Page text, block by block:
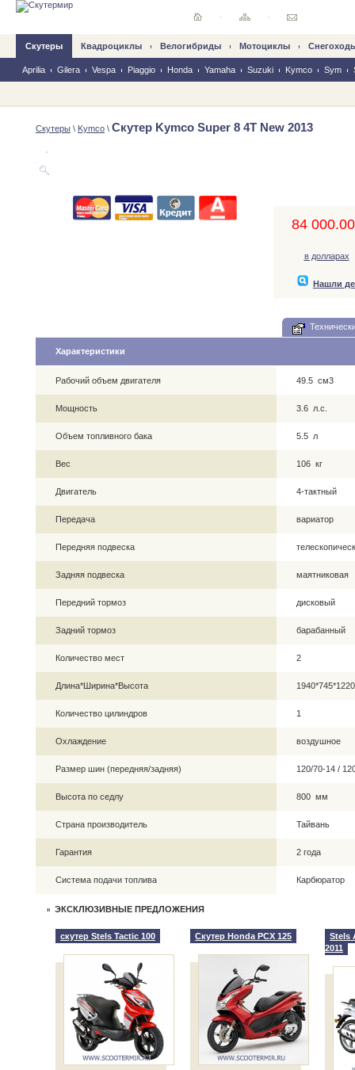
Скутеры
Aprilia Gilera Vespa Piaggio Honda Yamaha Suzuki Kymco Sym
Квадроциклы Велогибриды Mотоциклы
Скутеры \ Kymco \ Скутер Kymco Super 8 4T New 2013
84
в долларах
Нашли
Характеристики
Рабочий объем двигателя 49.5 см3
Мощность 3.6 л.с.
Объем топливного бака 5.5 л
Вес 106 кг
Двигатель 4-тактный
Передача вариатор
Передняя подвеска
Задняя подвеска маятниковая
Передний тормоз дисковый
Задний тормоз барабанный
Количество мест 2
Длина*Ширина*Высота
Количество цилиндров 1
Охлаждение воздушное
Размер шин (передняя/задняя) 120/70-14 /
Высота по седлу 800 мм
Страна производитель Тайвань
Гарантия 2 года
Система подачи топлива Карбюратор
ЭКСКЛЮЗИВНЫЕ ПРЕДЛОЖЕНИЯ
скутер Stels Tactic 100 Скутер Honda PCX 125
Stels
2011